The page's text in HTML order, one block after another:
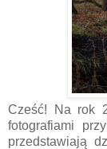
Cześć! Na rok
fotografiami
przedstawiają